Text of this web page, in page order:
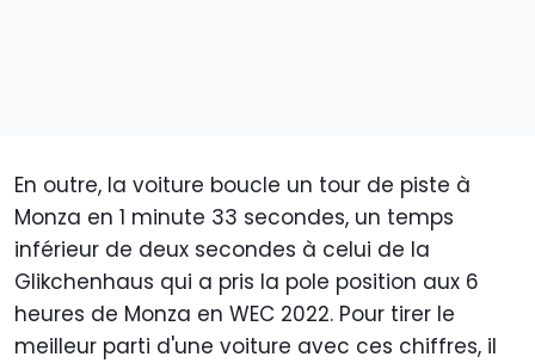
En outre, la voiture boucle un tour de piste à
Monza en 1 minute 33 secondes, un temps
inférieur de deux secondes à celui de la
Glikchenhaus qui a pris la pole position aux 6
heures de Monza en WEC 2022. Pour tirer le
meilleur parti d'une voiture avec ces chiffres, il